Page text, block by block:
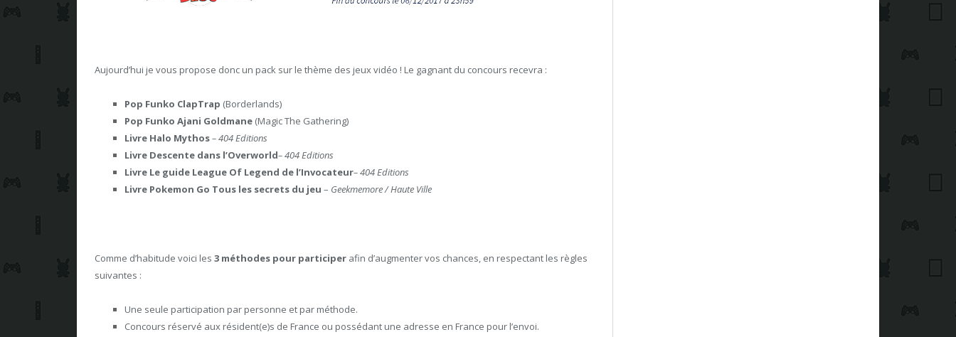
Aujourd’hui je vous propose donc un pack sur le thème des jeux vidéo ! Le gagnant du concours recevra :
Pop Funko ClapTrap (Borderlands)
Pop Funko Ajani Goldmane (Magic The Gathering)
Livre Halo Mythos– 404 Editions
Livre Descente dans l’Overworld– 404 Editions
Livre Le guide League Of Legend de l’Invocateur– 404 Editions
Livre Pokemon Go Tous les secrets du jeu – Geekmemore / Haute Ville
Comme d’habitude voici les 3 méthodes pour participer afin d’augmenter vos chances, en respectant les règles
suivantes :
Une seule participation par personne et par méthode.
Concours réservé aux résident(e)s de France ou possédant une adresse en France pour l’envoi.